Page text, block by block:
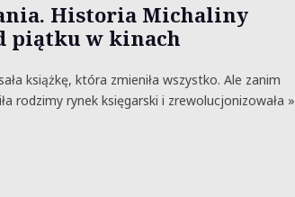
Historia Michaliny
piątku w kinach
książkę, która zmieniła wszystko. Ale zanim
rodzimy rynek księgarski i zrewolucjonizowała »